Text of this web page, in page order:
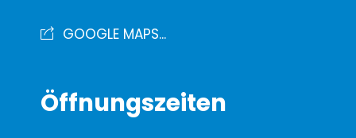
GOOGLE MAPS...
Öffnungszeiten